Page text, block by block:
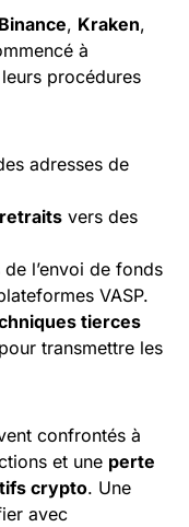
Binance, Kraken,
à
procédures
adresses de
vers des
de l’envoi de fonds
VASP.
tierces
transmettre les
confrontés à
et une perte
crypto. Une
avec